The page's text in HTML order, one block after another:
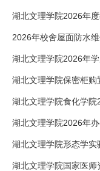
湖北文理学院2026年
2026年校舍屋面防水
湖北文理学院2026年
湖北文理学院保密柜
湖北文理学院食化学
湖北文理学院2026年
湖北文理学院形态学
湖北文理学院国家医师